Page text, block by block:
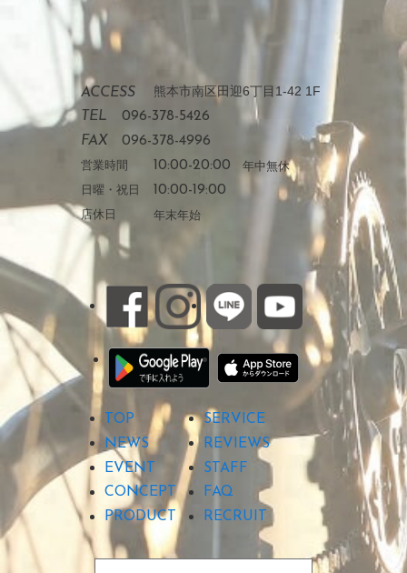
ACCESS 熊本市南区田迎6丁目1-42 1F
TEL
096-378-5426
FAX
096-378-4996
営業時間 10:00-20:00 年中無休
日曜・祝日
10:00-19:00
店休日 年末年始
TOP
SERVICE
NEWS
REVIEWS
EVENT
STAFF
CONCEPT
FAQ
PRODUCT
RECRUIT